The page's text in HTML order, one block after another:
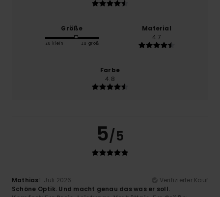
Größe
Zu klein Zu groß
Material
4.7
Farbe
4.8
5/5
Mathias1. Juli 2026
Verifizierter Kauf
Schöne Optik. Und macht genau das was er soll.